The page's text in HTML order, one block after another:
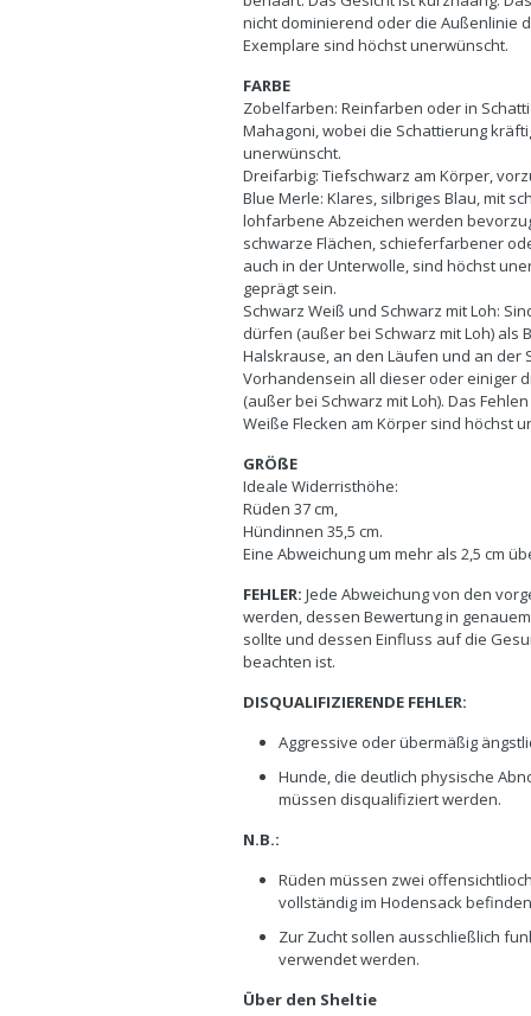
nicht dominierend oder die Außenlinie
Exemplare sind höchst unerwünscht.
FARBE
Zobelfarben: Reinfarben oder in
Mahagoni, wobei die Schattierung
unerwünscht.
Dreifarbig: Tiefschwarz am Körper,
Blue Merle: Klares, silbriges Blau, mit
lohfarbene Abzeichen werden
schwarze Flächen, schieferfarbener
auch in der Unterwolle, sind höchst
geprägt sein.
Schwarz Weiß und Schwarz mit Loh:
dürfen (außer bei Schwarz mit Loh) als
Halskrause, an den Läufen und an der
Vorhandensein all dieser oder einiger
(außer bei Schwarz mit Loh). Das
Weiße Flecken am Körper sind höchst
GRÖßE
Ideale Widerristhöhe:
Rüden 37 cm,
Hündinnen 35,5 cm.
Eine Abweichung um mehr als 2,5 cm
FEHLER: Jede Abweichung von den
werden, dessen Bewertung in
sollte und dessen Einfluss auf die
beachten ist.
DISQUALIFIZIERENDE FEHLER:
Aggressive oder übermäßig
Hunde, die deutlich physische
müssen disqualifiziert werden.
N.B.:
Rüden müssen zwei
vollständig im Hodensack
Zur Zucht sollen ausschließlich
verwendet werden.
Über den Sheltie